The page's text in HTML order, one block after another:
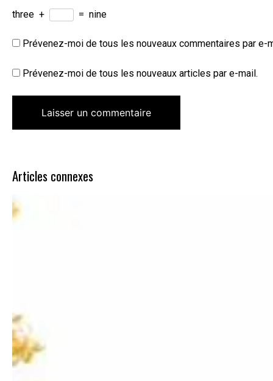
three + = nine
Prévenez-moi de tous les nouveaux commentaires par e-
Prévenez-moi de tous les nouveaux articles par e-mail.
Articles connexes